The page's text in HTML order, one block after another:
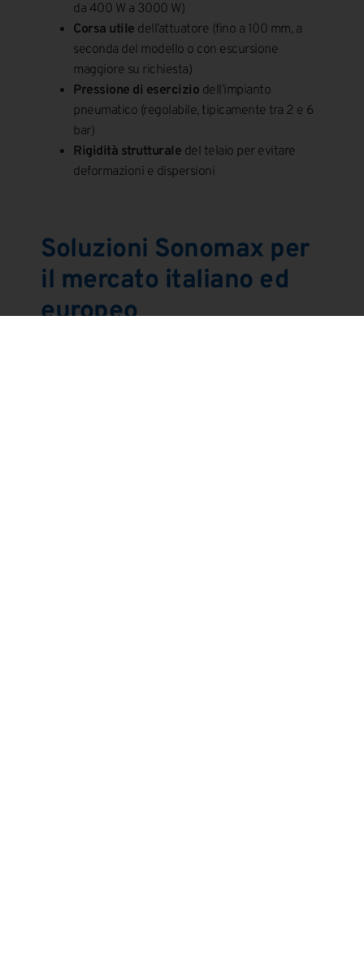
da 400 W a 3000 W)
Corsa utile dell’attuatore (fino a 100 mm, a
seconda del modello o con escursione
maggiore su richiesta)
Pressione di esercizio dell’impianto
pneumatico (regolabile, tipicamente tra 2 e 6
bar)
Rigidità strutturale del telaio per evitare
deformazioni e dispersioni
Soluzioni Sonomax per
il mercato italiano ed
europeo